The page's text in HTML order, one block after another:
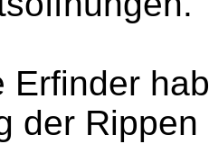
Erfinder
der